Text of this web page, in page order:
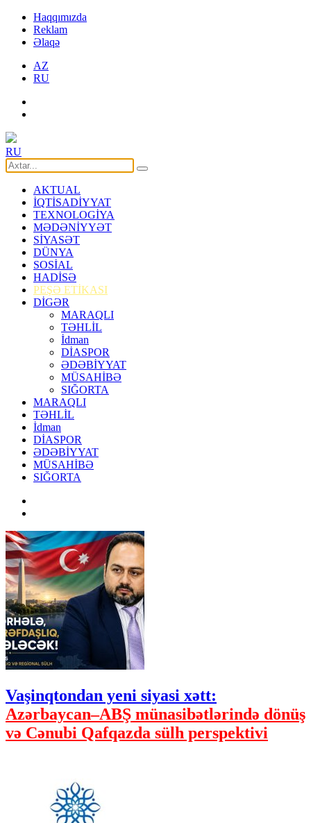
Haqqımızda
Reklam
Əlaqə
AZ
RU
RU
AKTUAL
İQTİSADİYYAT
TEXNOLOGİYA
MƏDƏNİYYƏT
SİYASƏT
DÜNYA
SOSİAL
HADİSƏ
PEŞƏ ETİKASI
DİGƏR
MARAQLI
TƏHLİL
İdman
DİASPOR
ƏDƏBİYYAT
MÜSAHİBƏ
SIĞORTA
MARAQLI
TƏHLİL
İdman
DİASPOR
ƏDƏBİYYAT
MÜSAHİBƏ
SIĞORTA
Vaşinqtondan yeni siyasi xətt:
Azərbaycan–ABŞ münasibətlərində dönüş
və Cənubi Qafqazda sülh perspektivi